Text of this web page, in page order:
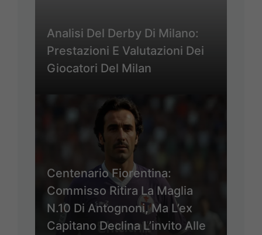
Analisi Del Derby Di Milano:
Prestazioni E Valutazioni Dei
Giocatori Del Milan
Centenario Fiorentina:
Commisso Ritira La Maglia
N.10 Di Antognoni, Ma L’ex
Capitano Declina L’invito Alle